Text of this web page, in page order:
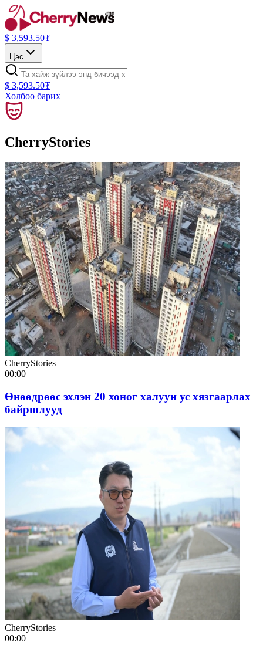
$ 3,593.50₮
Цэс
$ 3,593.50₮
Холбоо барих
CherryStories
CherryStories
00:00
Өнөөдрөөс эхлэн 20 хоног халуун ус хязгаарлах
байршлууд
CherryStories
00:00